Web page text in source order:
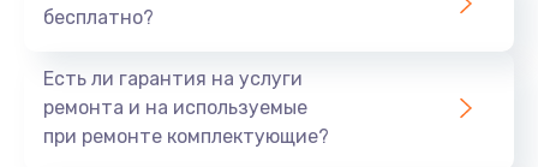
Заказать
бесплатно?
Есть ли гарантия на услуги
ремонта и на используемые
при ремонте комплектующие?